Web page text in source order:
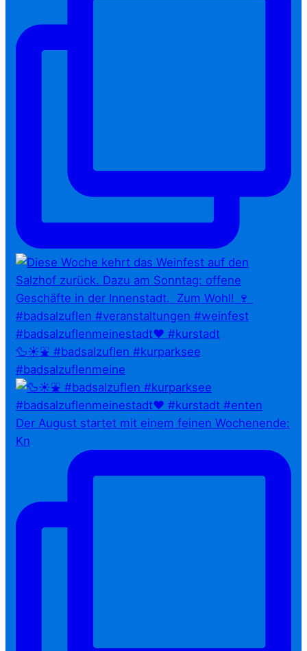
🦆☀️⛲ #badsalzuflen #kurparksee
#badsalzuflenmeine
Der August startet mit einem feinen Wochenende:
Kn